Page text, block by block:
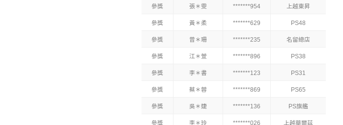
參獎 張＊雯 *******954 上越東昇
參獎 黃＊柔 *******629 PS48
參獎 曾＊珊 *******235 名留總店
參獎 江＊萱 *******896 PS38
參獎 李＊書 *******123 PS31
參獎 蔡＊蓉 *******869 PS65
參獎 吳＊婕 *******136 PS旗艦
參獎 李＊玲 *******026 上越華爾茲